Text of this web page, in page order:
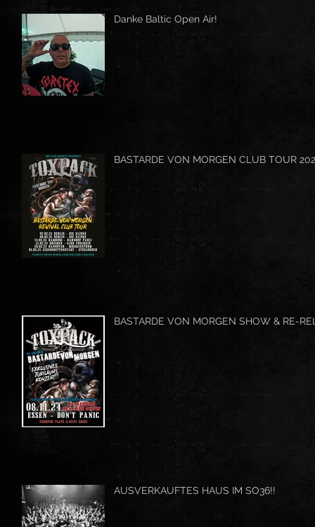
Danke Baltic Open Air!
BASTARDE VON MORGEN CLUB TOUR
BASTARDE VON MORGEN SHOW & RE-
AUSVERKAUFTES HAUS IM SO36!!